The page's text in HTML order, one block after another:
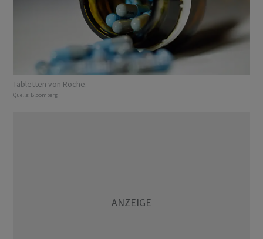
Tabletten von Roche.
Quelle: Bloomberg